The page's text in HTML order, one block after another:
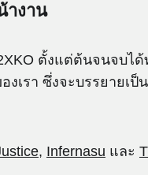
างาน
ตั้งแต่ต้นจนจบได้
งเรา ซึ่งจะบรรยายเ
, Infernasu และ